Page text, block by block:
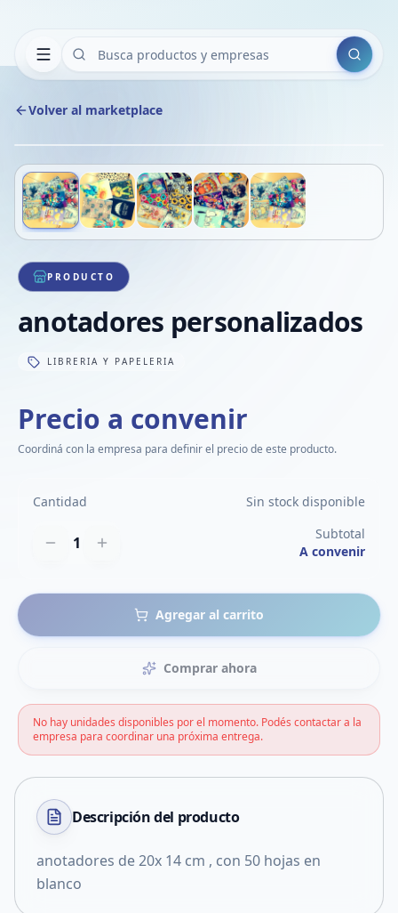
Buscar
Volver al marketplace
1/5
PRODUCTO
anotadores personalizados
LIBRERIA Y PAPELERIA
Precio a convenir
Coordiná con la empresa para definir el precio de este producto.
Cantidad Sin stock disponible
1
Subtotal
A convenir
Agregar al carrito
Comprar ahora
No hay unidades disponibles por el momento. Podés contactar a la
empresa para coordinar una próxima entrega.
Descripción del producto
anotadores de 20x 14 cm , con 50 hojas en
blanco